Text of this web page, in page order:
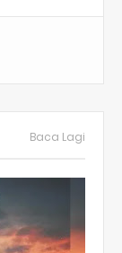
Baca Lagi